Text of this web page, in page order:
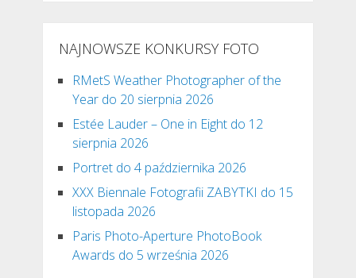
NAJNOWSZE KONKURSY FOTO
RMetS Weather Photographer of the
Year do 20 sierpnia 2026
Estée Lauder – One in Eight do 12
sierpnia 2026
Portret do 4 października 2026
XXX Biennale Fotografii ZABYTKI do 15
listopada 2026
Paris Photo-Aperture PhotoBook
Awards do 5 września 2026